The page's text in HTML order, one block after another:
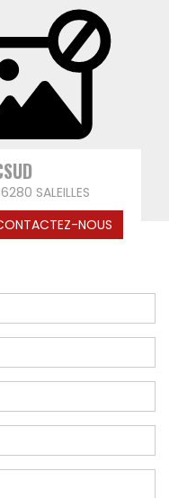
SALEILLES
NOUS